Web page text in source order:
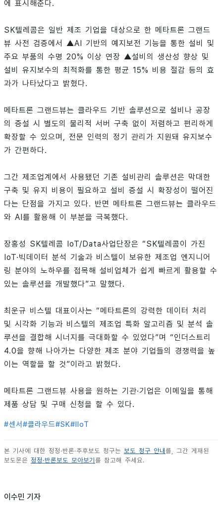
에 표시해준다.
SK텔레콤은 일반 제조 기업을 대상으로 한 메타트론 그랜드
뷰 사전 검증에서 ▲AI 기반의 예지보전 기능을 통한 설비 및
주요 부품의 수명 20% 이상 연장 ▲설비의 생산성 향상 및
설비 유지보수의 최적화를 통한 평균 15% 비용 절감 등의 효
과가 나타났다고 밝혔다.
메타트론 그랜드뷰는 클라우드 기반 솔루션으로 설비나 공장
의 증설 시 별도의 물리적 서버 구축 없이 저렴하고 편리하게
확장할 수 있으며, 전문 인력의 정기 관리가 지원돼 유지보수
가 간편하다.
그간 제조업계에서 사용됐던 기존 설비관리 솔루션은 막대한
구축 및 유지 비용이 필요하고 설비 증설 시 확장성이 떨어진
다는 단점을 가지고 있다. 반면 메타트론 그랜드뷰는 클라우드
와 AI를 활용해 이 부분을 극복했다.
장홍성 SK텔레콤 IoT/Data사업단장은 “SK텔레콤이 가진
IoT·빅데이터 분석 기술과 비스텔이 보유한 제조업 엔지니어
링 분야의 노하우를 접목해 설비업체가 쉽게 빠르게 활용할 수
있는 솔루션을 개발했다”고 말했다.
최운규 비스텔 대표이사는 “메타트론의 강력한 데이터 처리
및 시각화 기능과 비스텔의 제조업 특화 알고리즘 및 분석 솔
루션을 결합해 시너지를 극대화할 수 있었다”며 “인더스트리
4.0을 향해 나아가는 다양한 제조 분야 기업들의 경쟁력을 높
이는 역할을 할 것”이라고 밝혔다.
메타트론 그랜드뷰 사용을 원하는 기관·기업은 이메일을 통해
제품 상담 및 구매 신청을 할 수 있다.
#센서 #클라우드#SK# IIoT
본 기사에 대한 정정·반론·추후보도 청구는 보도 청구 안내 를, 그간 게재된
보도문은 정정·반론보도 모아보기 를 참고해 주세요.
이수민 기자